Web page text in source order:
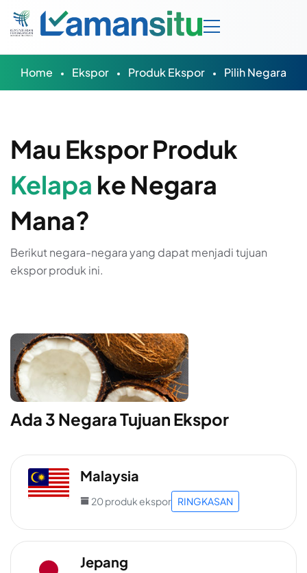
Home Ekspor Produk Ekspor Pilih Negara
Mau Ekspor Produk
Kelapa ke Negara
Mana?
Berikut negara-negara yang dapat menjadi tujuan
ekspor produk ini.
Ada 3 Negara Tujuan Ekspor
Malaysia
20 produk ekspor RINGKASAN
Jepang